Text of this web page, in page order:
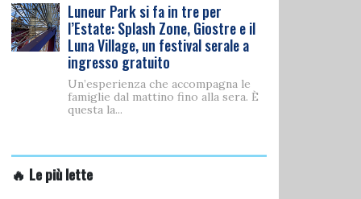
Luneur Park si fa in tre per
l’Estate: Splash Zone, Giostre e il
Luna Village, un festival serale a
ingresso gratuito
Un’esperienza che accompagna le
famiglie dal mattino fino alla sera. È
questa la...
🔥 Le più lette